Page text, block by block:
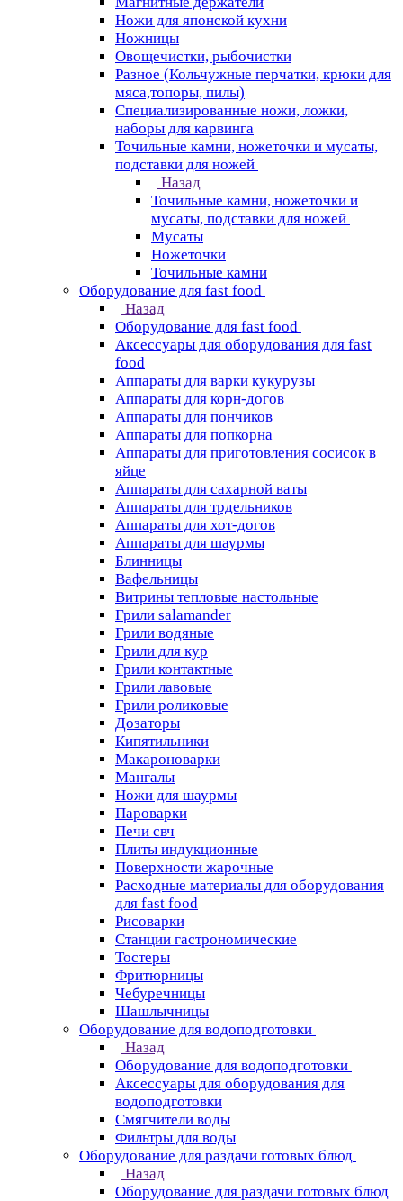
Ножи для японской кухни
Ножницы
Овощечистки, рыбочистки
Разное (Кольчужные перчатки, крюки для
мяса,топоры, пилы)
Специализированные ножи, ложки,
наборы для карвинга
Точильные камни, ножеточки и мусаты,
подставки для ножей
Назад
Точильные камни, ножеточки и
мусаты, подставки для ножей
Мусаты
Ножеточки
Точильные камни
Оборудование для fast food
Назад
Оборудование для fast food
Аксессуары для оборудования для fast
food
Аппараты для варки кукурузы
Аппараты для корн-догов
Аппараты для пончиков
Аппараты для попкорна
Аппараты для приготовления сосисок в
яйце
Аппараты для сахарной ваты
Аппараты для трдельников
Аппараты для хот-догов
Аппараты для шаурмы
Блинницы
Вафельницы
Витрины тепловые настольные
Грили salamander
Грили водяные
Грили для кур
Грили контактные
Грили лавовые
Грили роликовые
Дозаторы
Кипятильники
Макароноварки
Мангалы
Ножи для шаурмы
Пароварки
Печи свч
Плиты индукционные
Поверхности жарочные
Расходные материалы для оборудования
для fast food
Рисоварки
Станции гастрономические
Тостеры
Фритюрницы
Чебуречницы
Шашлычницы
Оборудование для водоподготовки
Назад
Оборудование для водоподготовки
Аксессуары для оборудования для
водоподготовки
Смягчители воды
Фильтры для воды
Оборудование для раздачи готовых блюд
Назад
Оборудование для раздачи готовых блюд